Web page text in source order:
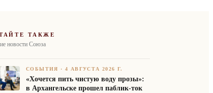
ТАКЖЕ
новости Союза
СОБЫТИЯ ·4 АВГУСТА 2026 Г.
«Хочется пить чистую воду прозы»:
в Архангельске прошел паблик-ток